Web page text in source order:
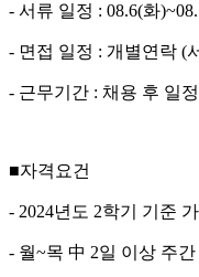
- 서류 일정 : 08.6(화
- 면접 일정 : 개별연락 (
- 근무기간 : 채용 후 일
■자격요건
- 2024년도 2학기 기준
- 월~목 中 2일 이상 주